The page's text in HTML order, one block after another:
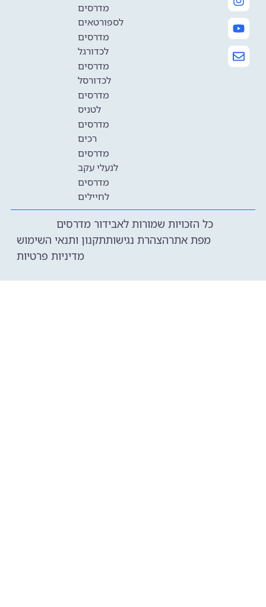
מדרסים
לספורטאים
מדרסים
לכדורגל
מדרסים
לכדורסל
מדרסים
לטניס
מדרסים
רכים
מדרסים
לנעלי עקב
מדרסים
לחיילים
כל הזכויות שמורות לאבידור מדרסים
תקנון ותנאי השימושהצהרת נגישותמפת אתר
מדיניות פרטיות